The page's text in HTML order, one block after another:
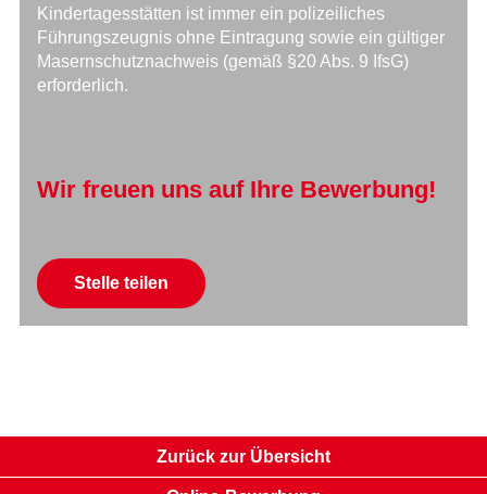
Kindertagesstätten ist immer ein polizeiliches
Führungszeugnis ohne Eintragung sowie ein gültiger
Masernschutznachweis (gemäß §20 Abs. 9 IfsG)
erforderlich.
Wir freuen uns auf Ihre Bewerbung!
Stelle teilen
Mail
Zurück zur Übersicht